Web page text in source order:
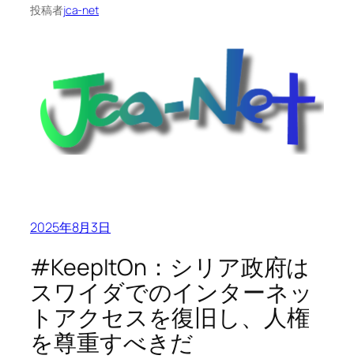
投稿者jca-net
2025年8月3日
#KeepItOn：シリア政府は
スワイダでのインターネッ
トアクセスを復旧し、人権
を尊重すべきだ